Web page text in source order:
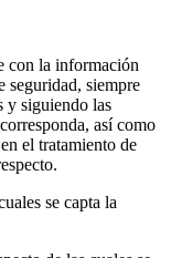
con la información
seguridad, siempre
y siguiendo las
así como
el tratamiento de
se capta la